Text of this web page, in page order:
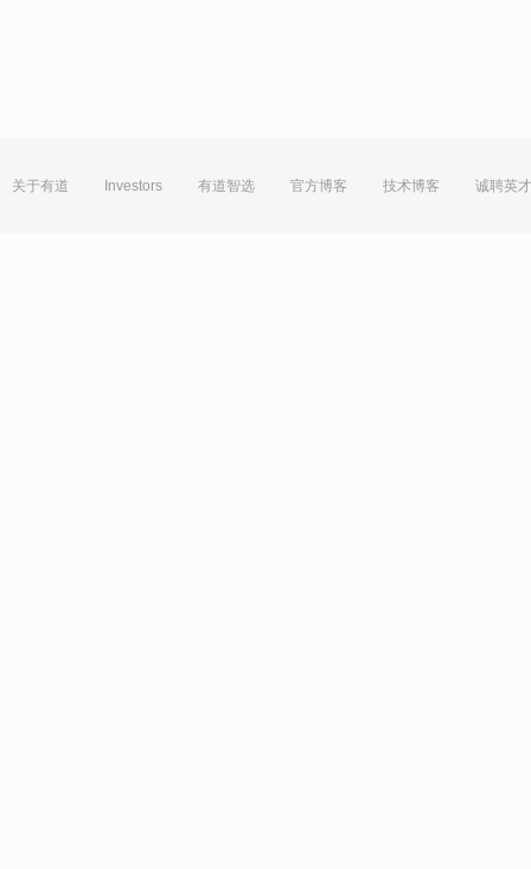
关于有道 Investors 有道智选 官方博客 技术博客 诚聘英才